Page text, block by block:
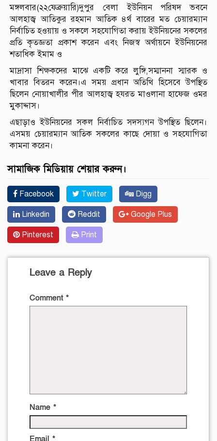
মঙ্গলবার(২২ফেব্রুয়ারি)দুপুর বেলা ইউনিয়ন পরিষদ ভবনে
আলহাজ্ব আতিকুর রহমান আতিক ৪র্থ বারের মত চেয়ারম্যান
নির্বাচিত হওয়ায় ও সকলে সহযোগিতা করায় ইউনিয়নের সকলের
প্রতি কৃতজ্ঞতা প্রকাশ করেন এবং নিজস্ব অর্থায়নে ইউনিয়নের
শতাধিক ইমাম ও
মাদ্রাসা শিক্ষকদের মাঝে একটি করে লুঙ্গি,সম্মাননা স্মারক ও
খাবার বিতরন করেন।এ সময় প্রধান অতিথি হিসেবে উপস্থিত
ছিলেন নোয়াখালীর পীর আলহাজ্ব হযরত মাওলানা হাফেজ ওমর
মুকাদ্দাস।
এছাড়াও ইউনিয়নের সকল নির্বাচিত সদস্যগন উপস্থিত ছিলেন।
এসময় চেয়ারম্যান আতিক সকলের কাছে দোয়া ও সহযোগিতা
কামনা করেন।
সামাজিক মিডিয়ায় শেয়ার করুন।
Facebook Twitter Digg
Linkedin Reddit Google Plus
Pinterest Print
Leave a Reply
Comment *
Name *